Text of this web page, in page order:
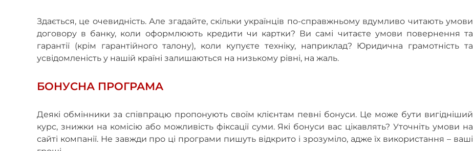
Здається, це очевидність. Але згадайте, скільки українців по-справжньому вдумливо читають умови
договору в банку, коли оформлюють кредити чи картки? Ви самі читаєте умови повернення та
гарантії (крім гарантійного талону), коли купуєте техніку, наприклад? Юридична грамотність та
усвідомленість у нашій країні залишаються на низькому рівні, на жаль.
БОНУСНА ПРОГРАМА
Деякі обмінники за співпрацю пропонують своїм клієнтам певні бонуси. Це може бути вигідніший
курс, знижки на комісію або можливість фіксації суми. Які бонуси вас цікавлять? Уточніть умови на
сайті компанії. Не завжди про ці програми пишуть відкрито і зрозуміло, адже їх використання – ваші